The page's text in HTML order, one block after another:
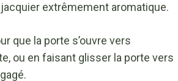
extrêmement aromatique.
que la porte s’ouvre vers
ou en faisant glisser la porte vers